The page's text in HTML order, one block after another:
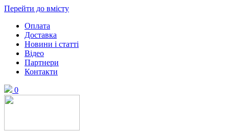
Перейти до вмісту
Оплата
Доставка
Новини і статті
Відео
Партнери
Контакти
0